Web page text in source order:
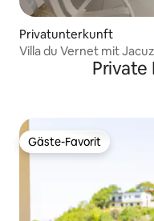
Privatunterkunft
Villa du Vernet mit
Private
Gäste-Favorit
Gäste-Favorit